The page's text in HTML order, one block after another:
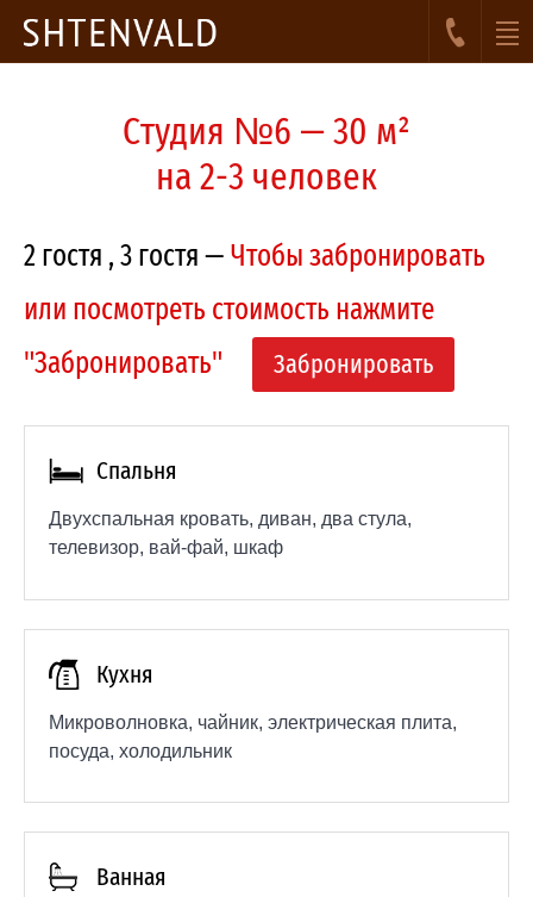
Студия №6 — 30 м²
на 2-3 человек
2 гостя , 3 гостя — Чтобы забронировать
или посмотреть стоимость нажмите
"Забронировать"
Забронировать
Спальня
Двухспальная кровать, диван, два стула,
телевизор, вай-фай, шкаф
Кухня
Микроволновка, чайник, электрическая плита,
посуда, холодильник
Ванная